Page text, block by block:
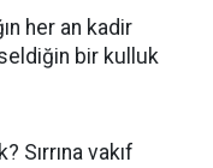
her an kadir
bir kulluk
Sırrına vakıf